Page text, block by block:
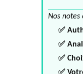
Nos
✅
✅
✅